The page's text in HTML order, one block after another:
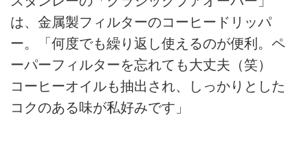
は、金属製フィルターのコーヒードリッパ
ー。「何度でも繰り返し使えるのが便利。ペ
ーパーフィルターを忘れても大丈夫（笑）
コーヒーオイルも抽出され、しっかりとした
コクのある味が私好みです」